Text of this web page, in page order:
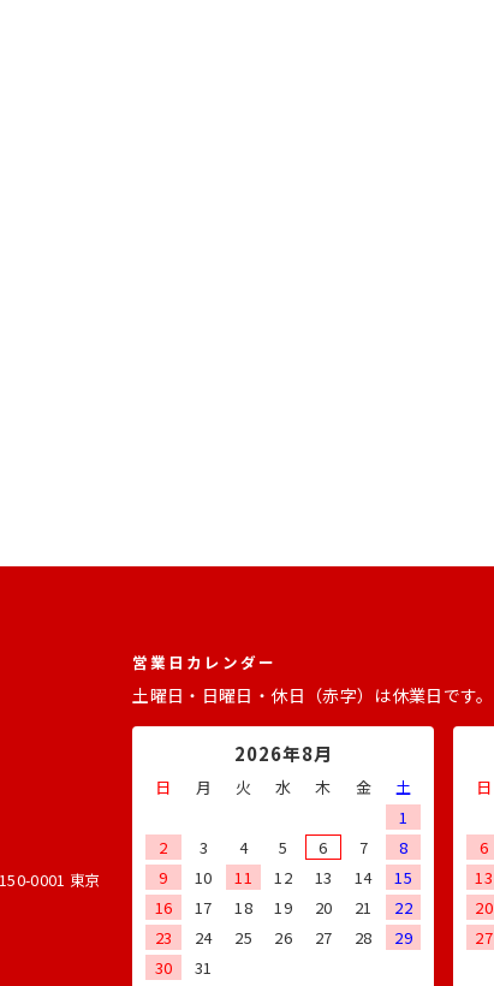
0001 東京
営業日カレンダー
土曜日・日曜日・休日（赤字）は休業日です。
2026年8月
日 月 火 水 木 金
土
1
2
3 4 5 6 7
8
9
10 11 12 13 14
15
16
17 18 19 20 21
22
23
24 25 26 27 28
29
30
31
日
6
13
20
27